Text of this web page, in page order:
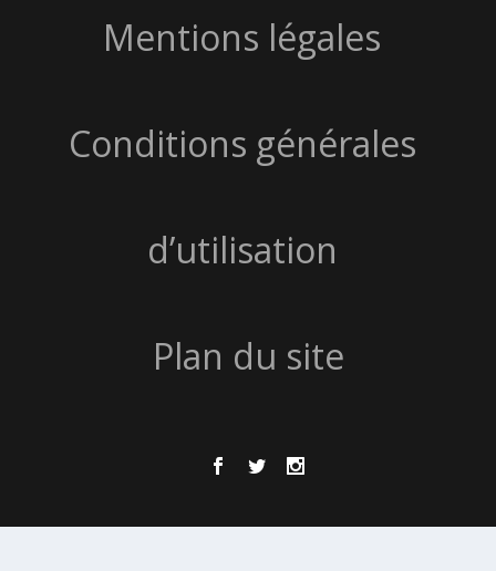
Mentions légales
Conditions générales
d’utilisation
Plan du site